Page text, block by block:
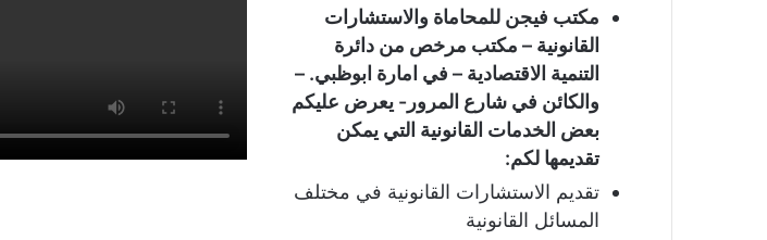
مكتب فيجن للمحاماة والاستشارات
القانونية – مكتب مرخص من دائرة
التنمية الاقتصادية – في امارة ابوظبي. –
والكائن في شارع المرور- يعرض عليكم
بعض الخدمات القانونية التي يمكن
تقديمها لكم:
تقديم الاستشارات القانونية في مختلف
المسائل القانونية